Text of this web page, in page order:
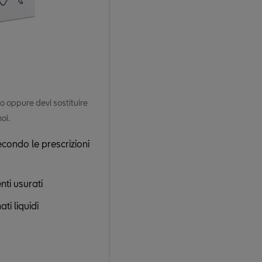
oppure devi sostituire
le prescrizioni
usurati
liquidi